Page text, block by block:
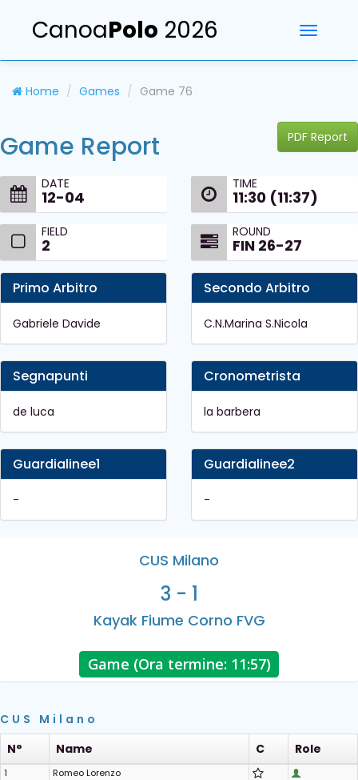
Toggle
CanoaPolo 2026
Home Games Game 76
PDF Report
Game Report
DATE
12-04
TIME
11:30 (11:37)
FIELD
2
ROUND
FIN 26-27
Primo Arbitro
Gabriele Davide
Secondo Arbitro
C.N.Marina S.Nicola
Segnapunti
de luca
Cronometrista
la barbera
Guardialinee1
-
Guardialinee2
-
CUS Milano
3 - 1
Kayak Fiume Corno FVG
Game (Ora termine: 11:57)
CUS Milano
N°
Name C Role
1
Romeo Lorenzo